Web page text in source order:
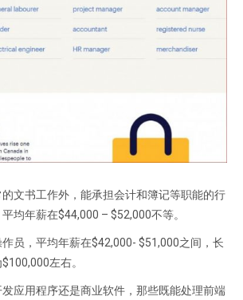
文书工作外，能承担会计和簿记等职能的行
均年薪在$44,000 – $52,000不等。
员，平均年薪在$42,000- $51,000之间，长
左右。
应用程序还是商业软件，那些既能处理前端